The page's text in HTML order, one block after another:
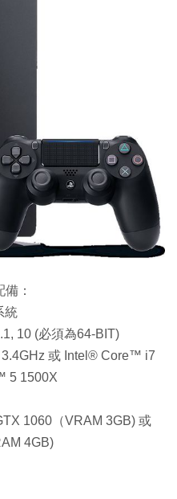
：
統
10 (必須為64-BIT)
或 Intel® Core™ i7
5 1500X
1060（VRAM 3GB) 或
4GB)